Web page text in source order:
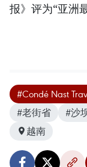
报》评为“亚洲
#Condé Nast
#老街省
#沙
越南